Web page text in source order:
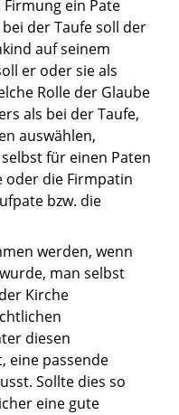
ein Pate
der Taufe soll der
auf seinem
er oder sie als
Rolle der Glaube
als bei der Taufe,
auswählen,
für einen Paten
oder die Firmpatin
bzw. die
werden, wenn
man selbst
Kirche
diesen
eine passende
Sollte dies so
eine gute